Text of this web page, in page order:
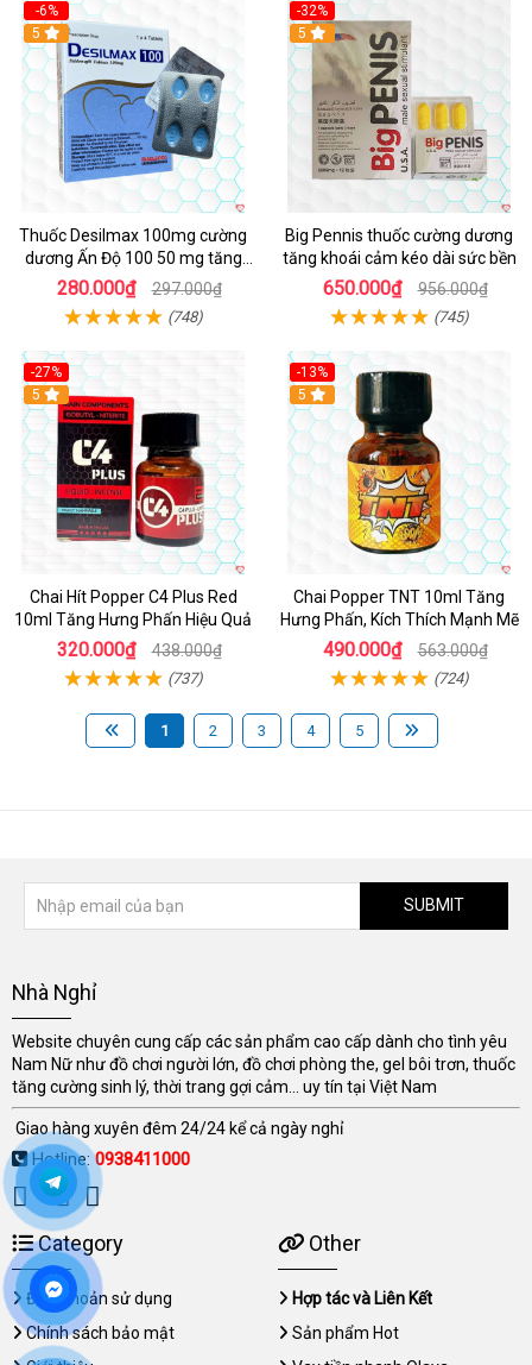
-6%
5
Thuốc Desilmax 100mg cường
dương Ấn Độ 100 50 mg tăng
sinh lý tốt nhất
280.000₫ 297.000₫
(748)
-32%
5
Big Pennis thuốc cường dương
tăng khoái cảm kéo dài sức bền
650.000₫ 956.000₫
(745)
-27%
5
Chai Hít Popper C4 Plus Red
10ml Tăng Hưng Phấn Hiệu Quả
320.000₫ 438.000₫
(737)
-13%
5
Chai Popper TNT 10ml Tăng
Hưng Phấn, Kích Thích Mạnh Mẽ
490.000₫ 563.000₫
(724)
1 2 3 4 5
SUBMIT
Nhà Nghỉ
Website chuyên cung cấp các sản phẩm cao cấp dành cho tình yêu
Nam Nữ như đồ chơi người lớn, đồ chơi phòng the, gel bôi trơn, thuốc
tăng cường sinh lý, thời trang gợi cảm... uy tín tại Việt Nam
Giao hàng xuyên đêm 24/24 kể cả ngày nghỉ
Hotline:0938411000
Category
Điều khoản sử dụng
Chính sách bảo mật
Other
Hợp tác và Liên Kết
Sản phẩm Hot